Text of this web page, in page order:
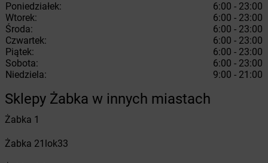
Poniedziałek:
6:00 - 23:00
Wtorek:
6:00 - 23:00
Środa:
6:00 - 23:00
Czwartek:
6:00 - 23:00
Piątek:
6:00 - 23:00
Sobota:
6:00 - 23:00
Niedziela:
9:00 - 21:00
Sklepy Żabka w innych miastach
Żabka 1
Żabka 21lok33